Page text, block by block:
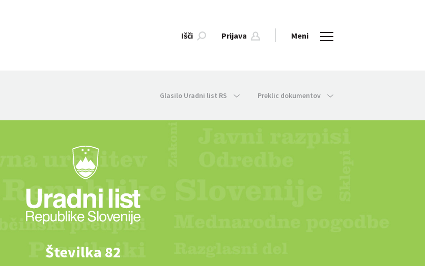
Išči Prijava Meni
Glasilo Uradni list RS Preklic dokumentov
Številka 82